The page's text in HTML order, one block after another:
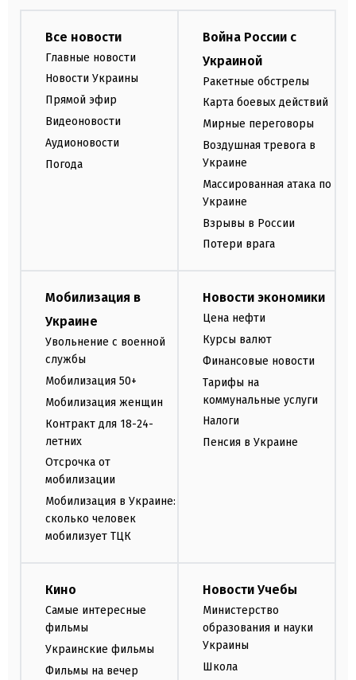
Все новости
Главные новости
Новости Украины
Прямой эфир
Видеоновости
Аудионовости
Погода
Война России с
Украиной
Ракетные обстрелы
Карта боевых действий
Мирные переговоры
Воздушная тревога в
Украине
Массированная атака по
Украине
Взрывы в России
Потери врага
Мобилизация в
Украине
Увольнение с военной
службы
Мобилизация 50+
Мобилизация женщин
Контракт для 18-24-
летних
Отсрочка от
мобилизации
Мобилизация в Украине:
сколько человек
мобилизует ТЦК
Новости экономики
Цена нефти
Курсы валют
Финансовые новости
Тарифы на
коммунальные услуги
Налоги
Пенсия в Украине
Кино
Самые интересные
фильмы
Украинские фильмы
Фильмы на вечер
Новости Учебы
Министерство
образования и науки
Украины
Школа